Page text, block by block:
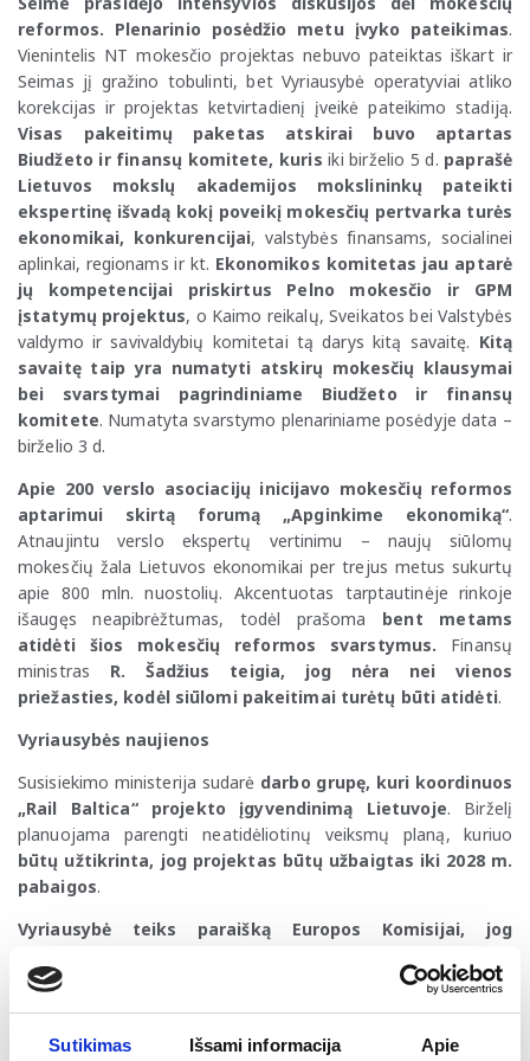
Sutikimas Išsami informacija Apie
reformos. Plenarinio posėdžio metu įvyko pateikimas.
Vienintelis NT mokesčio projektas nebuvo pateiktas iškart ir
Seimas jį gražino tobulinti, bet Vyriausybė operatyviai atliko
korekcijas ir projektas ketvirtadienį įveikė pateikimo stadiją.
Visas pakeitimų paketas atskirai buvo aptartas
Biudžeto ir finansų komitete, kurisiki birželio 5 d. paprašė
Lietuvos mokslų akademijos mokslininkų pateikti
ekspertinę išvadą kokį poveikį mokesčių pertvarka turės
ekonomikai, konkurencijai, valstybės finansams, socialinei
aplinkai, regionams ir kt. Ekonomikos komitetas jau aptarė
jų kompetencijai priskirtus Pelno mokesčio ir GPM
įstatymų projektus, o Kaimo reikalų, Sveikatos bei Valstybės
valdymo ir savivaldybių komitetai tą darys kitą savaitę. Kitą
savaitę taip yra numatyti atskirų mokesčių klausymai
bei svarstymai pagrindiniame Biudžeto ir finansų
komitete. Numatyta svarstymo plenariniame posėdyje data –
birželio 3 d.
Apie 200 verslo asociacijų inicijavo mokesčių reformos
aptarimui skirtą forumą „Apginkime ekonomiką“.
Atnaujintu verslo ekspertų vertinimu – naujų siūlomų
mokesčių žala Lietuvos ekonomikai per trejus metus sukurtų
apie 800 mln. nuostolių. Akcentuotas tarptautinėje rinkoje
išaugęs neapibrėžtumas, todėl prašoma bent metams
atidėti šios mokesčių reformos svarstymus. Finansų
ministras R. Šadžius teigia, jog nėra nei vienos
priežasties, kodėl siūlomi pakeitimai turėtų būti atidėti.
Vyriausybės naujienos
Susisiekimo ministerija sudarė darbo grupę, kuri koordinuos
„Rail Baltica“ projekto įgyvendinimą Lietuvoje. Birželį
planuojama parengti neatidėliotinų veiksmų planą, kuriuo
būtų užtikrinta, jog projektas būtų užbaigtas iki 2028 m.
pabaigos.
Vyriausybė teiks paraišką Europos Komisijai, jog
gamykla
(angl. AI factory). Vyriausybė numato skirti iki 50 mln.
projekto vertės, todėlminimali projekto vertė siektų apie